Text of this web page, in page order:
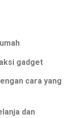
gadget
cara yang
dan